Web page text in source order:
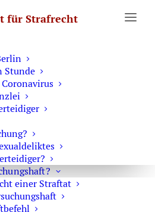
für Strafrecht
Stunde
einer Straftat
by Category "Berichterstattung"
Presse